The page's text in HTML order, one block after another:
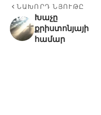
ՆԱԽՈՐԴ ՆՅՈՒԹԸ
Խաչը
քրիստոնյայի
համար